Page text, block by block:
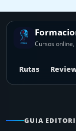
contenido
Cursos
Rutas
GUIA